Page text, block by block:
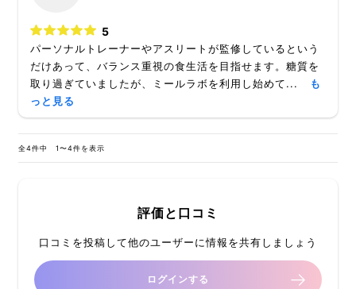
5
パーソナルトレーナーやアスリートが監修しているという
だけあって、バランス重視の食生活を目指せます。糖質を
取り過ぎていましたが、ミールラボを利用し始めて...
も
っと見る
全4件中 1〜4件を表示
評価と口コミ
口コミを投稿して他のユーザーに情報を共有しましょう
ログインする